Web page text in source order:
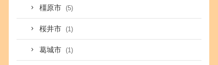
橿原市 (5)
桜井市 (1)
葛城市 (1)